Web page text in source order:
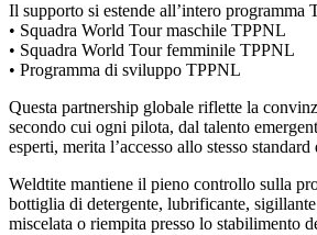
Il supporto si estende all’intero programma
• Squadra World Tour maschile TPPNL
• Squadra World Tour femminile TPPNL
• Programma di sviluppo TPPNL
Questa partnership globale riflette la
secondo cui ogni pilota, dal talento
esperti, merita l’accesso allo stesso
Weldtite mantiene il pieno controllo sulla
bottiglia di detergente, lubrificante, sigillante
miscelata o riempita presso lo stabilimento